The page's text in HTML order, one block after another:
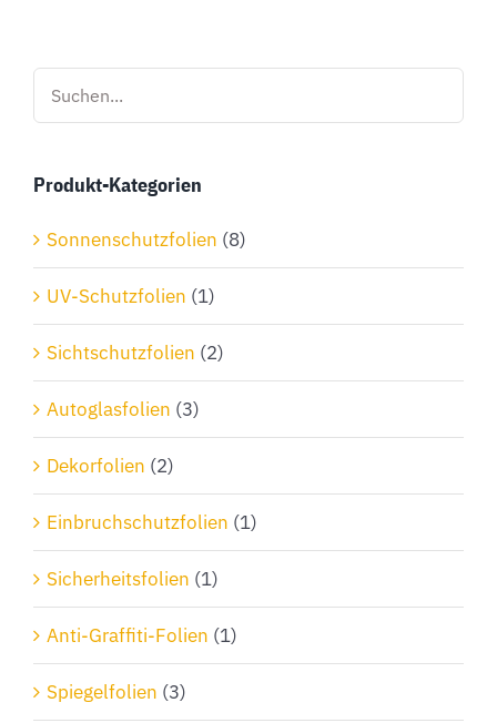
Produkt-Kategorien
Sonnenschutzfolien (8)
UV-Schutzfolien (1)
Sichtschutzfolien (2)
Autoglasfolien (3)
Dekorfolien (2)
Einbruchschutzfolien (1)
Sicherheitsfolien (1)
Anti-Graffiti-Folien (1)
Spiegelfolien (3)